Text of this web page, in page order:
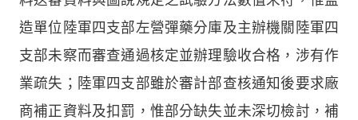
造單位陸軍四支部左營彈藥分庫及主辦機關陸軍四
支部未察而審查通過核定並辦理驗收合格，涉有作
業疏失；陸軍四支部雖於審計部查核通知後要求廠
商補正資料及扣罰，惟部分缺失並未深切檢討，補